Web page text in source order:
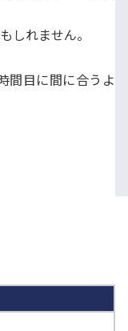
しれません。
間目に間に合うよ